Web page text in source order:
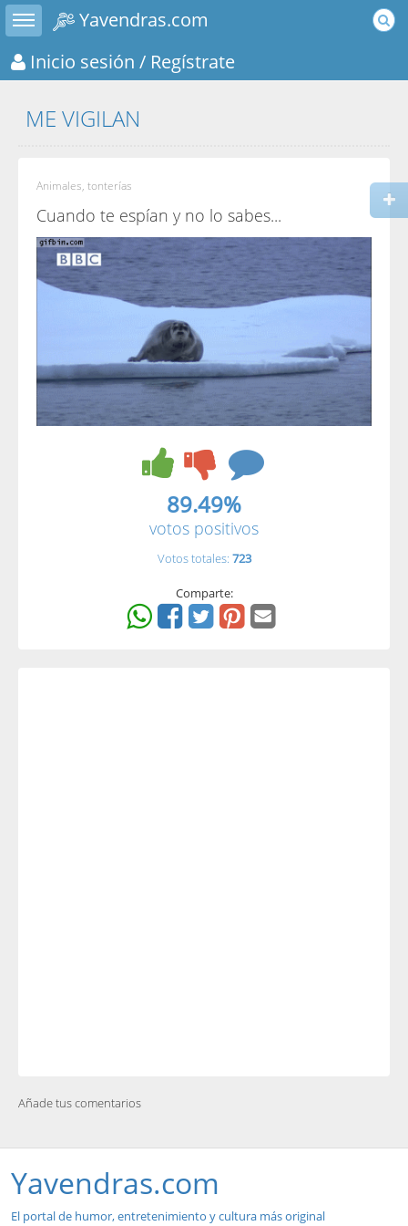
Toggle sidebar
Yavendras.com
Inicio sesión / Regístrate
ME VIGILAN
Animales, tonterías
Cuando te espían y no lo sabes...
89.49%
votos positivos
Votos totales: 723
Comparte:
Añade tus comentarios
Yavendras.com
El portal de humor, entretenimiento y cultura más original